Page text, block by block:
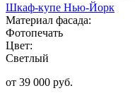
Шкаф-купе Нью-Йорк
Материал фасада:
Фотопечать
Цвет:
Светлый
от 39 000 руб.